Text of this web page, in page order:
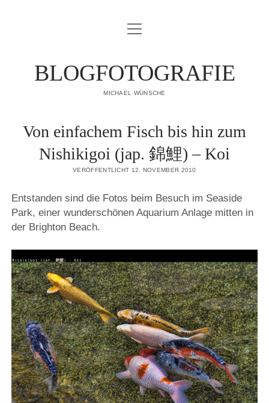
IMPRESSUM
Menü
öffnen
BLOGFOTOGRAFIE
MICHAEL WÜNSCHE
Von einfachem Fisch bis hin zum
Nishikigoi (jap. 錦鯉) – Koi
VERÖFFENTLICHT 12. NOVEMBER 2010
Entstanden sind die Fotos beim Besuch im Seaside
Park, einer wunderschönen Aquarium Anlage mitten in
der Brighton Beach.